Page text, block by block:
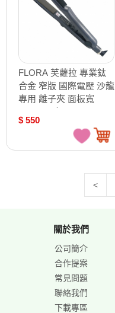
FLORA 芙蘿拉 專業鈦
合金 窄版 國際電壓 沙龍
專用 離子夾 面板寬
$ 550
<
關於我們
公司簡介
合作提案
常見問題
聯絡我們
下載專區